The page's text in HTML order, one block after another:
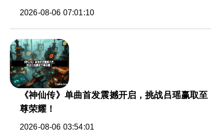
2026-08-06 07:01:10
《神仙传》单曲首发震撼开启，挑战吕瑶赢取至
尊荣耀！
2026-08-06 03:54:01